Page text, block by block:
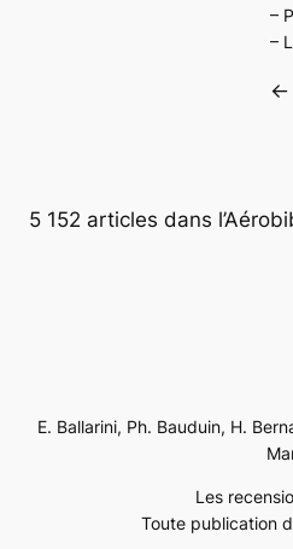
–
–
←
5 152 articles dans
E. Ballarini, Ph. Bauduin, H.
Les
Toute publication